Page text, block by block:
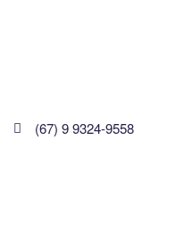
(67) 9 9324-9558